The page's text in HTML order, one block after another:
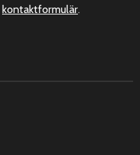
kontaktformulär.